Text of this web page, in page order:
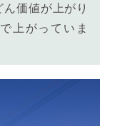
価値が上がり
上がっていま